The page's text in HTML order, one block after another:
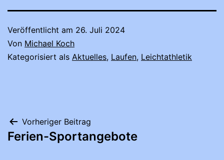
Veröffentlicht am 26. Juli 2024
Von Michael Koch
Kategorisiert als Aktuelles, Laufen, Leichtathletik
Beitragsnavigation
Vorheriger Beitrag
Ferien-Sportangebote